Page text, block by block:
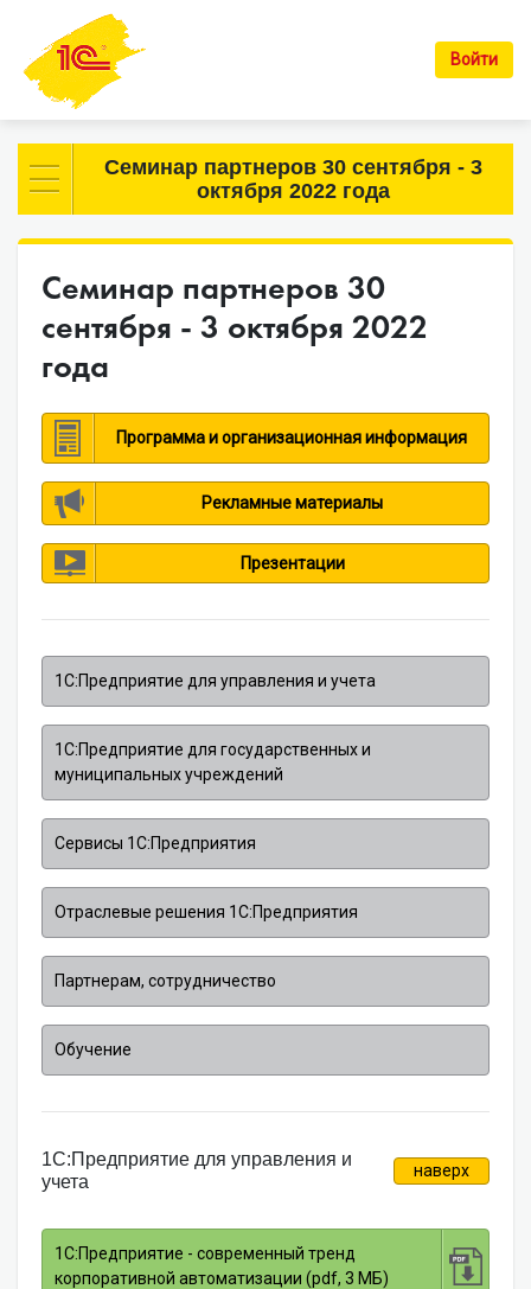
Войти
Семинар партнеров 30 сентября - 3
октября 2022 года
Семинар партнеров 30
сентября - 3 октября 2022
года
Программа и организационная информация
Рекламные материалы
Презентации
1С:Предприятие для управления и учета
1С:Предприятие для государственных и
муниципальных учреждений
Сервисы 1С:Предприятия
Отраслевые решения 1С:Предприятия
Партнерам, сотрудничество
Обучение
1С:Предприятие для управления и
учета
наверх
1С:Предприятие - современный тренд
корпоративной автоматизации (pdf, 3 МБ)